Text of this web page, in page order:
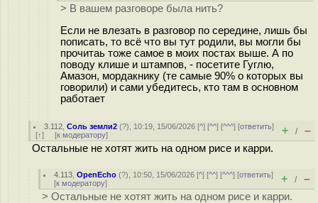
> В вашем разговоре была нить?
Если не влезать в разговор по середине, лишь бы
пописать, то всё что вы тут родили, вы могли бы
прочитаь тоже самое в моих постах выше. А по
поводу клише и штампов, - посетите Гуглю,
Амазон, мордакнику (те самые 90% о которых вы
говорили) и сами убедитесь, кто там в основном
работает
3.112 ,Соль земли2 (?), 10:19, 15/06/2026 [^] [^^] [^^^] [ответить]
[↑] [к модератору] + / –
Остальные не хотят жить на одном рисе и карри.
4.113 ,OpenEcho (?), 10:50, 15/06/2026 [^] [^^] [^^^] [ответить]
[к модератору] + / –
> Остальные не хотят жить на одном рисе и карри.